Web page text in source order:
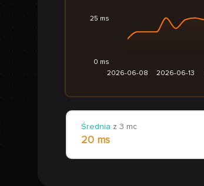
2026-06-08 2026-06-13
0 ms
25 ms
Średnia z 3 mc
20 ms